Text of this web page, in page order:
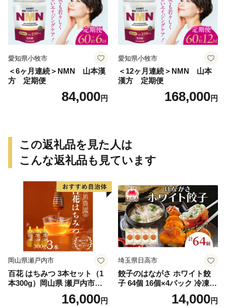
愛知県小牧市
＜6ヶ月連続＞NMN 山本漢
方 定期便
84,000円
愛知県小牧市
＜12ヶ月連続＞NMN 山本
漢方 定期便
168,000円
この返礼品を見た人は
こんな返礼品も見ています
岡山県瀬戸内市
百花 はちみつ 3本セット（1
本300g）岡山県 瀬戸内市産
石黒農園 ヨーグルト パン 砂
糖の代わり 香り高い いい香
16,000円
埼玉県日高市
餃子のはながさ ホワイト餃
子 64個 16個×4パック 冷凍
中華 点心 B級グルメ ご当地
野菜 おつまみ おかず 簡単調
14,000円